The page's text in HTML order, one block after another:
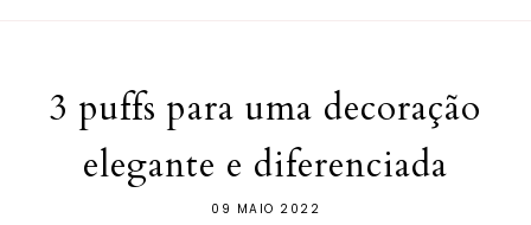
3 puffs para uma decoração
elegante e diferenciada
09 MAIO 2022